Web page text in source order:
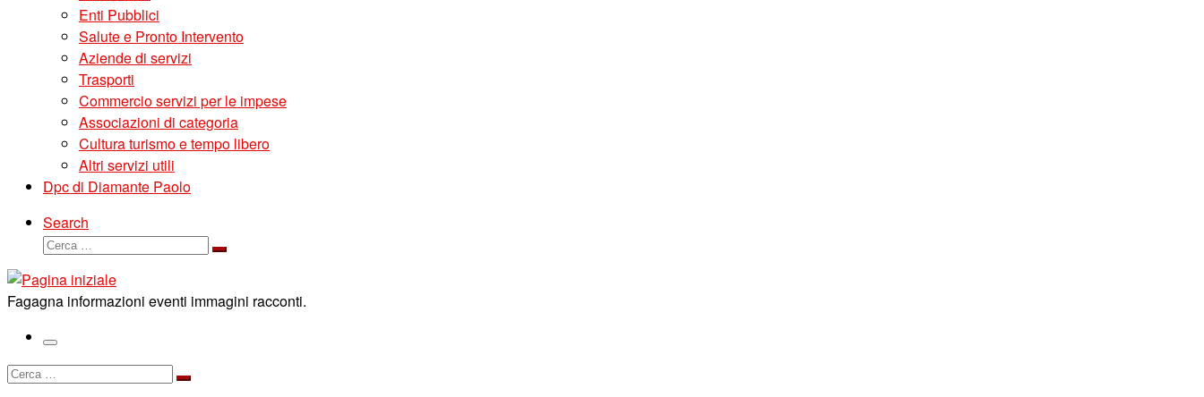
Enti Pubblici
Salute e Pronto Intervento
Aziende di servizi
Trasporti
Commercio servizi per le impese
Associazioni di categoria
Cultura turismo e tempo libero
Altri servizi utili
Dpc di Diamante Paolo
Search
Cerca
Cerca
Fagagna informazioni eventi immagini racconti.
Menu
Cerca
Cerca